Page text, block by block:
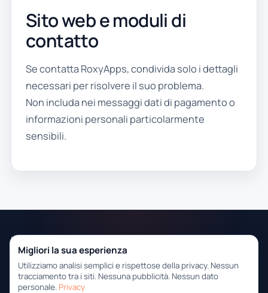
Sito web e moduli di
contatto
Se contatta RoxyApps, condivida solo i dettagli
necessari per risolvere il suo problema.
Non includa nei messaggi dati di pagamento o
informazioni personali particolarmente
sensibili.
Migliori la sua esperienza
Utilizziamo analisi semplici e rispettose della privacy. Nessun
tracciamento tra i siti. Nessuna pubblicità. Nessun dato
personale. Privacy
RoxyApps
Strumenti pratici per il desktop
Windows con indicazioni di
installazione chiare.
Privacy